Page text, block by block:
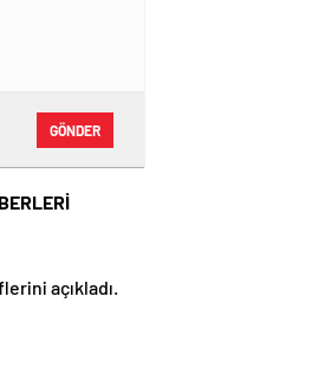
GÖNDER
açıkladı.